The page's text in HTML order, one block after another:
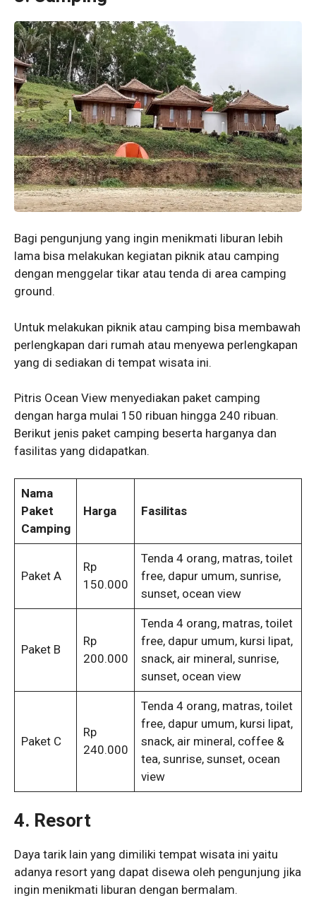
Bagi pengunjung yang ingin menikmati liburan lebih
lama bisa melakukan kegiatan piknik atau camping
dengan menggelar tikar atau tenda di area camping
ground.
Untuk melakukan piknik atau camping bisa membawah
perlengkapan dari rumah atau menyewa perlengkapan
yang di sediakan di tempat wisata ini.
Pitris Ocean View menyediakan paket camping
dengan harga mulai 150 ribuan hingga 240 ribuan.
Berikut jenis paket camping beserta harganya dan
fasilitas yang didapatkan.
Nama
Paket
Camping
Harga Fasilitas
Paket A
Rp
150.000
Tenda 4 orang, matras, toilet
free, dapur umum, sunrise,
sunset, ocean view
Paket B
Rp
200.000
Tenda 4 orang, matras, toilet
free, dapur umum, kursi lipat,
snack, air mineral, sunrise,
sunset, ocean view
Paket C
Rp
240.000
Tenda 4 orang, matras, toilet
free, dapur umum, kursi lipat,
snack, air mineral, coffee &
tea, sunrise, sunset, ocean
view
4. Resort
Daya tarik lain yang dimiliki tempat wisata ini yaitu
adanya resort yang dapat disewa oleh pengunjung jika
ingin menikmati liburan dengan bermalam.